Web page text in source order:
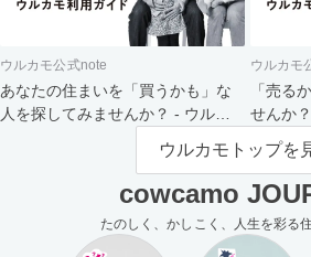
ウルカモ公式note
あなたの住まいを「買うかも」な
人を探してみませんか？ - ウルカ
ウルカモ
「売る
せんか
主さま
ウルカモトップを
cowcamo
たのしく、かしこく、人生を彩る